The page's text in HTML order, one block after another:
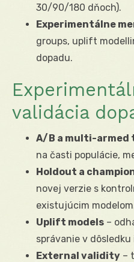
30/90/180 dňoch).
Experimentálne
groups, uplift
dopadu.
validácia
A/B a multi-armed
na časti populácie,
Holdout a
novej verzie s
existujúcim
Uplift models –
správanie v
External validity –